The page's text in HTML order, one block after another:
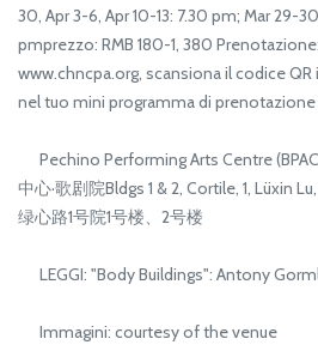
30, Apr 3-6, Apr 10-13: 7.30 pm; Mar 29-
pmprezzo: RMB 180-1, 380
www.chncpa.org, scansiona il codice
nel tuo mini programma di
Pechino Performing Arts Centre
中心·歌剧院Bldgs 1 & 2, Cortile, 1, Lüxin
绿心路1号院1号楼、2号楼
LEGGI: "Body Buildings": Antony
Immagini: courtesy of the venue